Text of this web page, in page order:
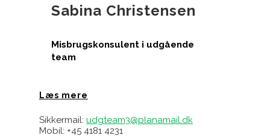
Sabina Christensen
Misbrugskonsulent i udgående
team
Læs mere
Sikkermail: udgteam3@planamail.dk
Mobil: +45 4181 4231